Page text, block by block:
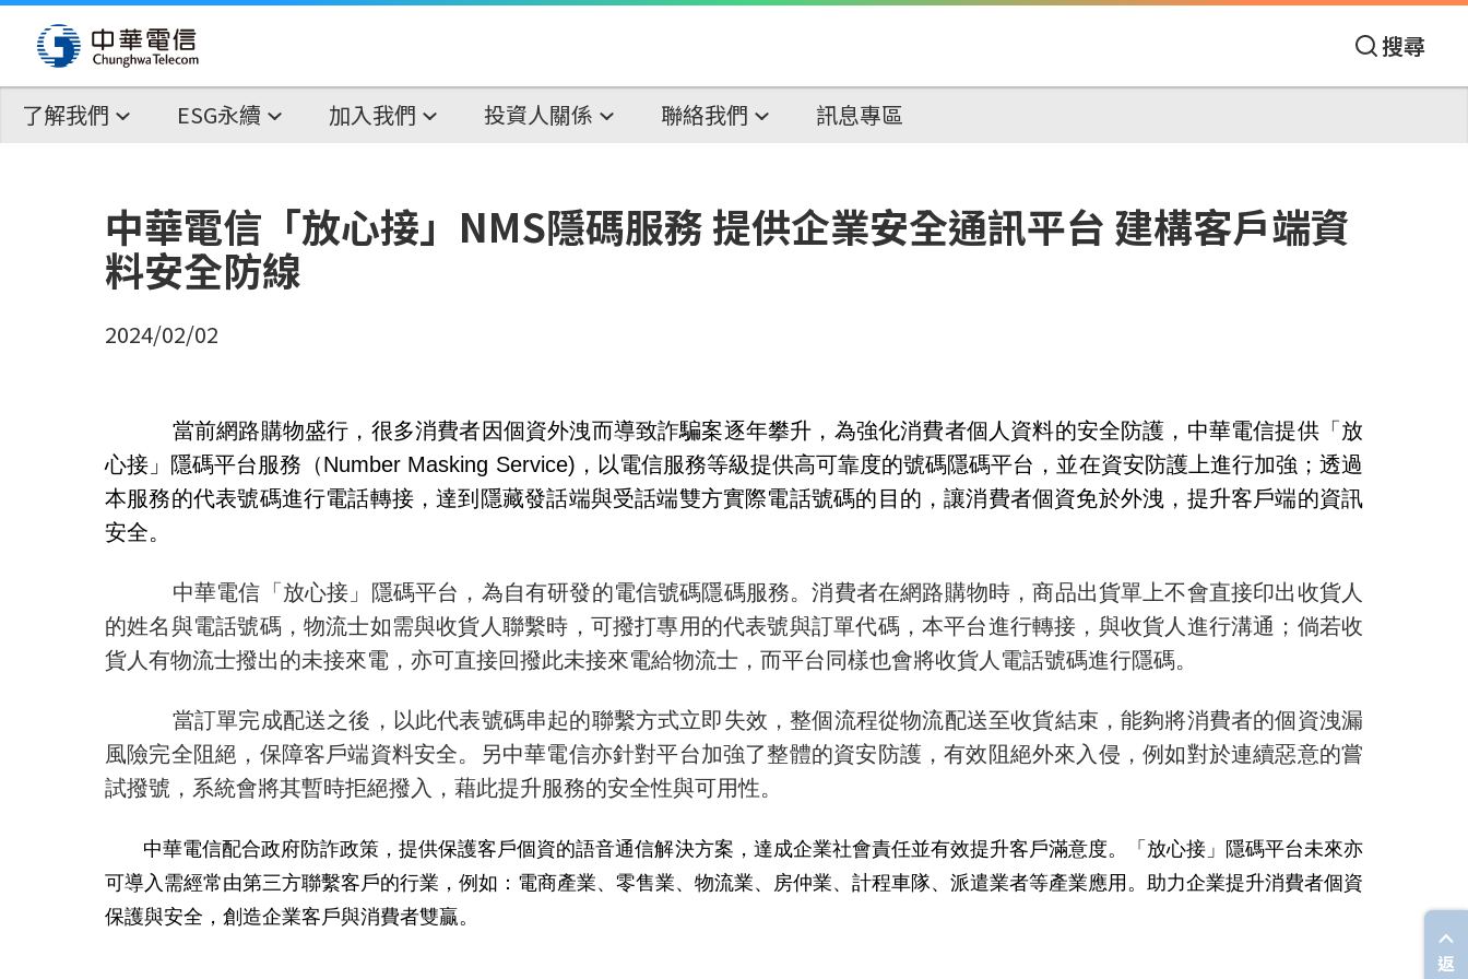
搜尋
了解我們 ESG永續 加入我們 投資人關係 聯絡我們 訊息專區
中華電信「放心接」NMS隱碼服務 提供企業安全通訊平台 建構客戶端資
料安全防線
2024/02/02
當前網路購物盛行，很多消費者因個資外洩而導致詐騙案逐年攀升，為強化消費者個人資料的安全防護，中華電信提供「放
心接」隱碼平台服務（Number Masking Service) ，以電信服務等級提供高可靠度的號碼隱碼平台，並在資安防護上進行加強；透過
本服務的代表號碼進行電話轉接，達到隱藏發話端與受話端雙方實際電話號碼的目的，讓消費者個資免於外洩，提升客戶端的資訊
安全。
中華電信「放心接」隱碼平台，為自有研發的電信號碼隱碼服務。消費者在網路購物時，商品出貨單上不會直接印出收貨人
的姓名與電話號碼，物流士如需與收貨人聯繫時，可撥打專用的代表號與訂單代碼，本平台進行轉接，與收貨人進行溝通；倘若收
貨人有物流士撥出的未接來電，亦可直接回撥此未接來電給物流士，而平台同樣也會將收貨人電話號碼進行隱碼。
當訂單完成配送之後，以此代表號碼串起的聯繫方式立即失效，整個流程從物流配送至收貨結束，能夠將消費者的個資洩漏
風險完全阻絕，保障客戶端資料安全。另中華電信亦針對平台加強了整體的資安防護，有效阻絕外來入侵，例如對於連續惡意的嘗
試撥號，系統會將其暫時拒絕撥入，藉此提升服務的安全性與可用性。
中華電信配合政府防詐政策，提供保護客戶個資的語音通信解決方案，達成企業社會責任並有效提升客戶滿意度。「放心接」隱碼平台未來亦
可導入需經常由第三方聯繫客戶的行業，例如：電商產業、零售業、物流業、房仲業、計程車隊、派遣業者等產業應用。助力企業提升消費者個資
保護與安全，創造企業客戶與消費者雙贏。
返